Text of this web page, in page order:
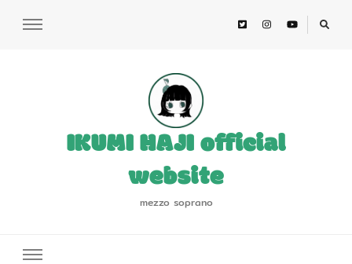
IKUMI HAJI official
website
mezzo soprano